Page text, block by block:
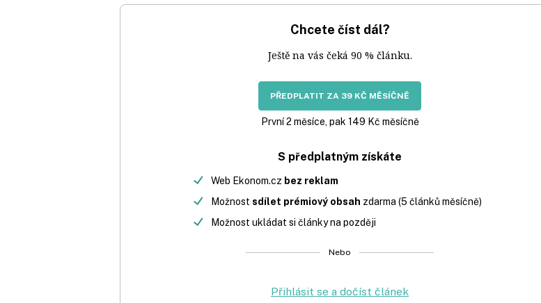
Chcete číst dál?
Ještě na vás čeká 90 % článku.
PŘEDPLATIT ZA 39 KČ MĚSÍČNĚ
První 2 měsíce, pak 149 Kč měsíčně
S předplatným získáte
Web Ekonom.cz bez reklam
Možnost sdílet prémiový obsah zdarma (5 článků měsíčně)
Možnost ukládat si články na později
Nebo
Přihlásit se a dočíst článek